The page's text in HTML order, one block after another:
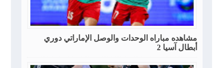
مشاهده مباراه الوحدات والوصل الإماراتي دوري
أبطال آسيا 2